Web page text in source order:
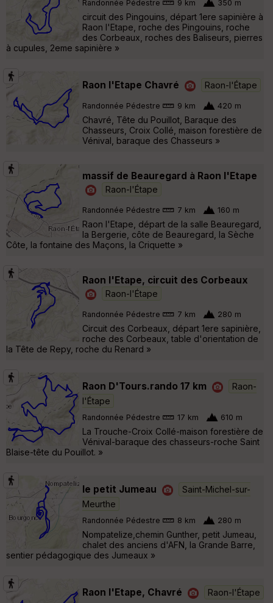
Randonnée Pédestre 9 km 350 m
circuit des Pingouins, départ 1ere sapinière à
Raon l'Etape, roche des Pingouins, roche
des Corbeaux, roches des Baliseurs, pierres
à cupules, 2eme sapinière »
Raon l'Etape Chavré Raon-l'Étape
Randonnée Pédestre 9 km 420 m
Chavré, Tête du Pouillot, Baraque des
Chasseurs, Croix Collé, maison forestière de
Vénival, baraque des Chasseurs »
massif de Beauregard à Raon l'Etape
Raon-l'Étape
Randonnée Pédestre 7 km 160 m
Raon l'Etape, départ de la salle Beauregard,
la Bergerie, côte de Beauregard, la Sèche
Côte, la fontaine des Maçons, la Criquette »
Raon l'Etape, circuit des Corbeaux
Raon-l'Étape
Randonnée Pédestre 7 km 280 m
Circuit des Corbeaux, départ 1ere sapinière,
roche des Corbeaux, table d'orientation de
la Tête de Repy, roche du Renard »
Raon D'Tours.rando 17 km
Raon-
l'Étape
Randonnée Pédestre 17 km 610 m
La Trouche-Croix Collé-maison forestière de
Vénival-baraque des chasseurs-roche Saint
Blaise-tête du Pouillot. »
le petit Jumeau
Saint-Michel-sur-
Meurthe
Randonnée Pédestre 8 km 280 m
Nompatelize,chemin Gunther, petit Jumeau,
chalet des anciens d'AFN, la Grande Barre,
sentier pédagogique des Jumeaux »
Raon l'Etape, Chavré Raon-l'Étape